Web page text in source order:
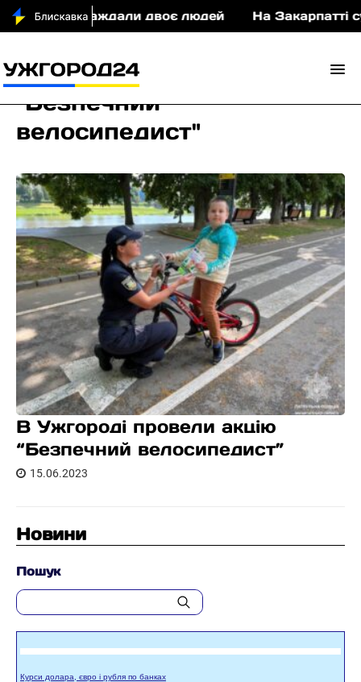
постраждали двоє людей На Закарпатті
"Безпечний
велосипедист"
В Ужгороді провели акцію
“Безпечний велосипедист”
15.06.2023
Новини
Пошук
Курси долара, євро і рубля по банках